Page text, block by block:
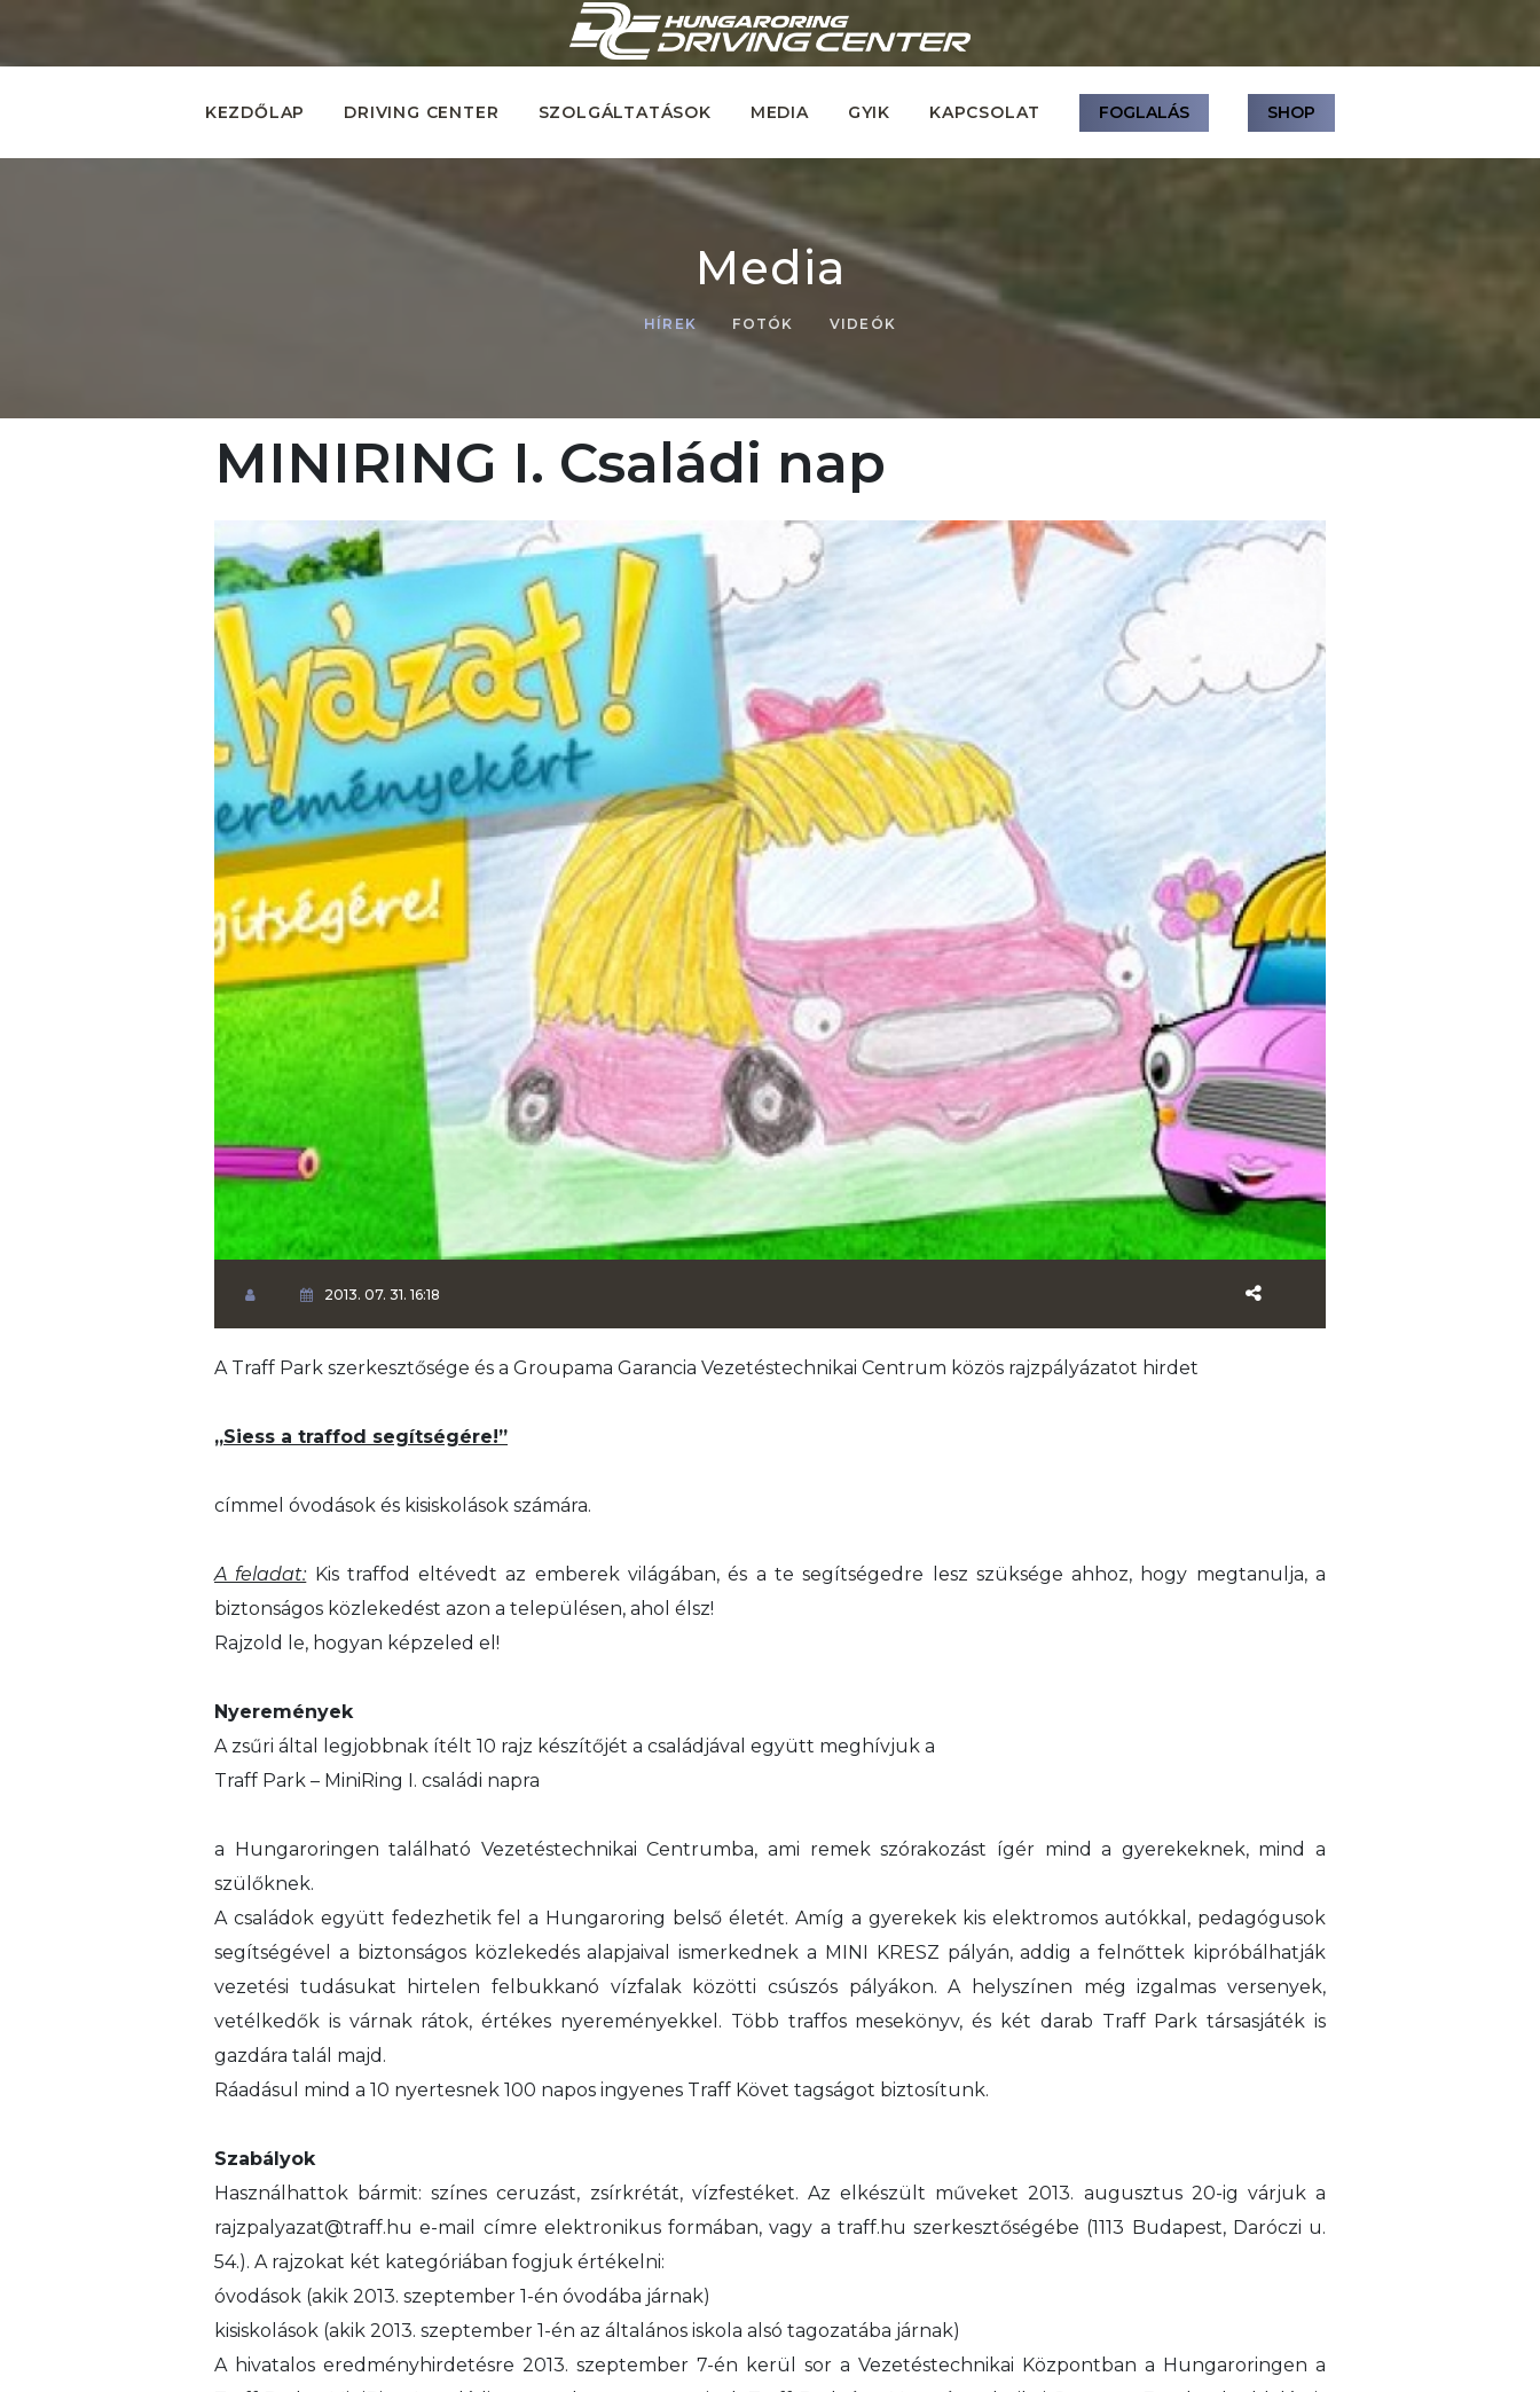
KEZDŐLAP DRIVING CENTER SZOLGÁLTATÁSOK MEDIA GYIK KAPCSOLAT FOGLALÁS SHOP
Media
HÍREK FOTÓK VIDEÓK
MINIRING I. Családi nap
2013. 07. 31. 16:18
A Traff Park szerkesztősége és a Groupama Garancia Vezetéstechnikai Centrum közös rajzpályázatot hirdet
„Siess a traffod segítségére!”
címmel óvodások és kisiskolások számára.
A feladat: Kis traffod eltévedt az emberek világában, és a te segítségedre lesz szüksége ahhoz, hogy megtanulja, a
biztonságos közlekedést azon a településen, ahol élsz!
Rajzold le, hogyan képzeled el!
Nyeremények
A zsűri által legjobbnak ítélt 10 rajz készítőjét a családjával együtt meghívjuk a
Traff Park – MiniRing I. családi napra
a Hungaroringen található Vezetéstechnikai Centrumba, ami remek szórakozást ígér mind a gyerekeknek, mind a
szülőknek.
A családok együtt fedezhetik fel a Hungaroring belső életét. Amíg a gyerekek kis elektromos autókkal, pedagógusok
segítségével a biztonságos közlekedés alapjaival ismerkednek a MINI KRESZ pályán, addig a felnőttek kipróbálhatják
vezetési tudásukat hirtelen felbukkanó vízfalak közötti csúszós pályákon. A helyszínen még izgalmas versenyek,
vetélkedők is várnak rátok, értékes nyereményekkel. Több traffos mesekönyv, és két darab Traff Park társasjáték is
gazdára talál majd.
Ráadásul mind a 10 nyertesnek 100 napos ingyenes Traff Követ tagságot biztosítunk.
Szabályok
Használhattok bármit: színes ceruzást, zsírkrétát, vízfestéket. Az elkészült műveket 2013. augusztus 20-ig várjuk a
rajzpalyazat@traff.hu e-mail címre elektronikus formában, vagy a traff.hu szerkesztőségébe (1113 Budapest, Daróczi u.
54.). A rajzokat két kategóriában fogjuk értékelni:
óvodások (akik 2013. szeptember 1-én óvodába járnak)
kisiskolások (akik 2013. szeptember 1-én az általános iskola alsó tagozatába járnak)
A hivatalos eredményhirdetésre 2013. szeptember 7-én kerül sor a Vezetéstechnikai Központban a Hungaroringen a